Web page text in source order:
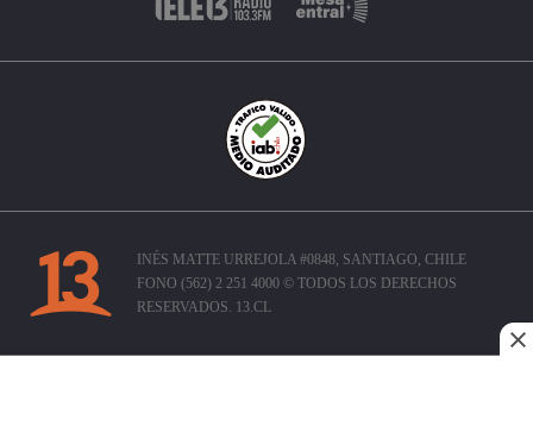
INÉS MATTE URREJOLA #0848, SANTIAGO, CHILE
FONO (562) 2 251 4000 © TODOS LOS DERECHOS
RESERVADOS. 13.CL